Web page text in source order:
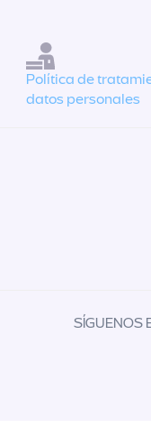
Política de
datos personales
SÍGUENOS